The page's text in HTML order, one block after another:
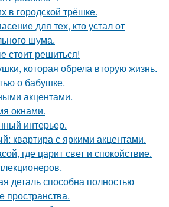
в городской трёшке.
для тех, кто устал от
шума.
стоит решиться!
которая обрела вторую жизнь.
о бабушке.
акцентами.
окнами.
интерьер.
квартира с яркими акцентами.
где царит свет и спокойствие.
деталь способна полностью
пространства.